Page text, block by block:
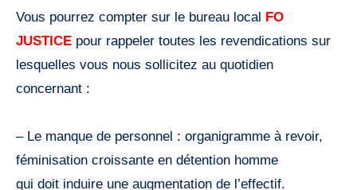
Vous pourrez compter sur le bureau local FO
JUSTICE pour rappeler toutes les revendications sur
lesquelles vous nous sollicitez au quotidien
concernant :
– Le manque de personnel : organigramme à revoir,
féminisation croissante en détention homme
qui doit induire une augmentation de l’effectif.